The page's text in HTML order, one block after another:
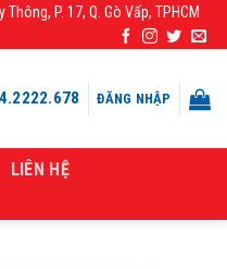
cao cấp chính hãng giá rẻ số 1
P. 17, Q. Gò Vấp, TPHCM
ĐĂNG NHẬP
LIÊN HỆ